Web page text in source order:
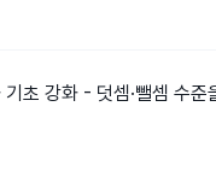
강화 - 덧셈·뺄셈 수